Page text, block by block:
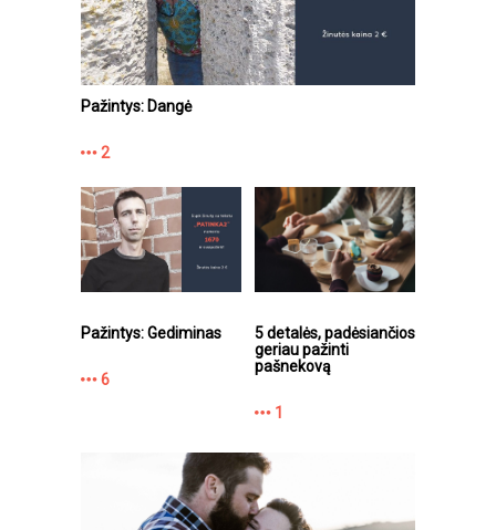
Pažintys: Dangė
2
Pažintys: Gediminas
6
5 detalės, padėsiančios
geriau pažinti
pašnekovą
1